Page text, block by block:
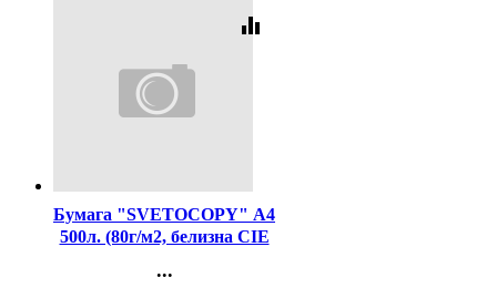
equalizer
Бумага "SVETOCOPY" А4
500л. (80г/м2, белизна CIE
(Ст.5)
...